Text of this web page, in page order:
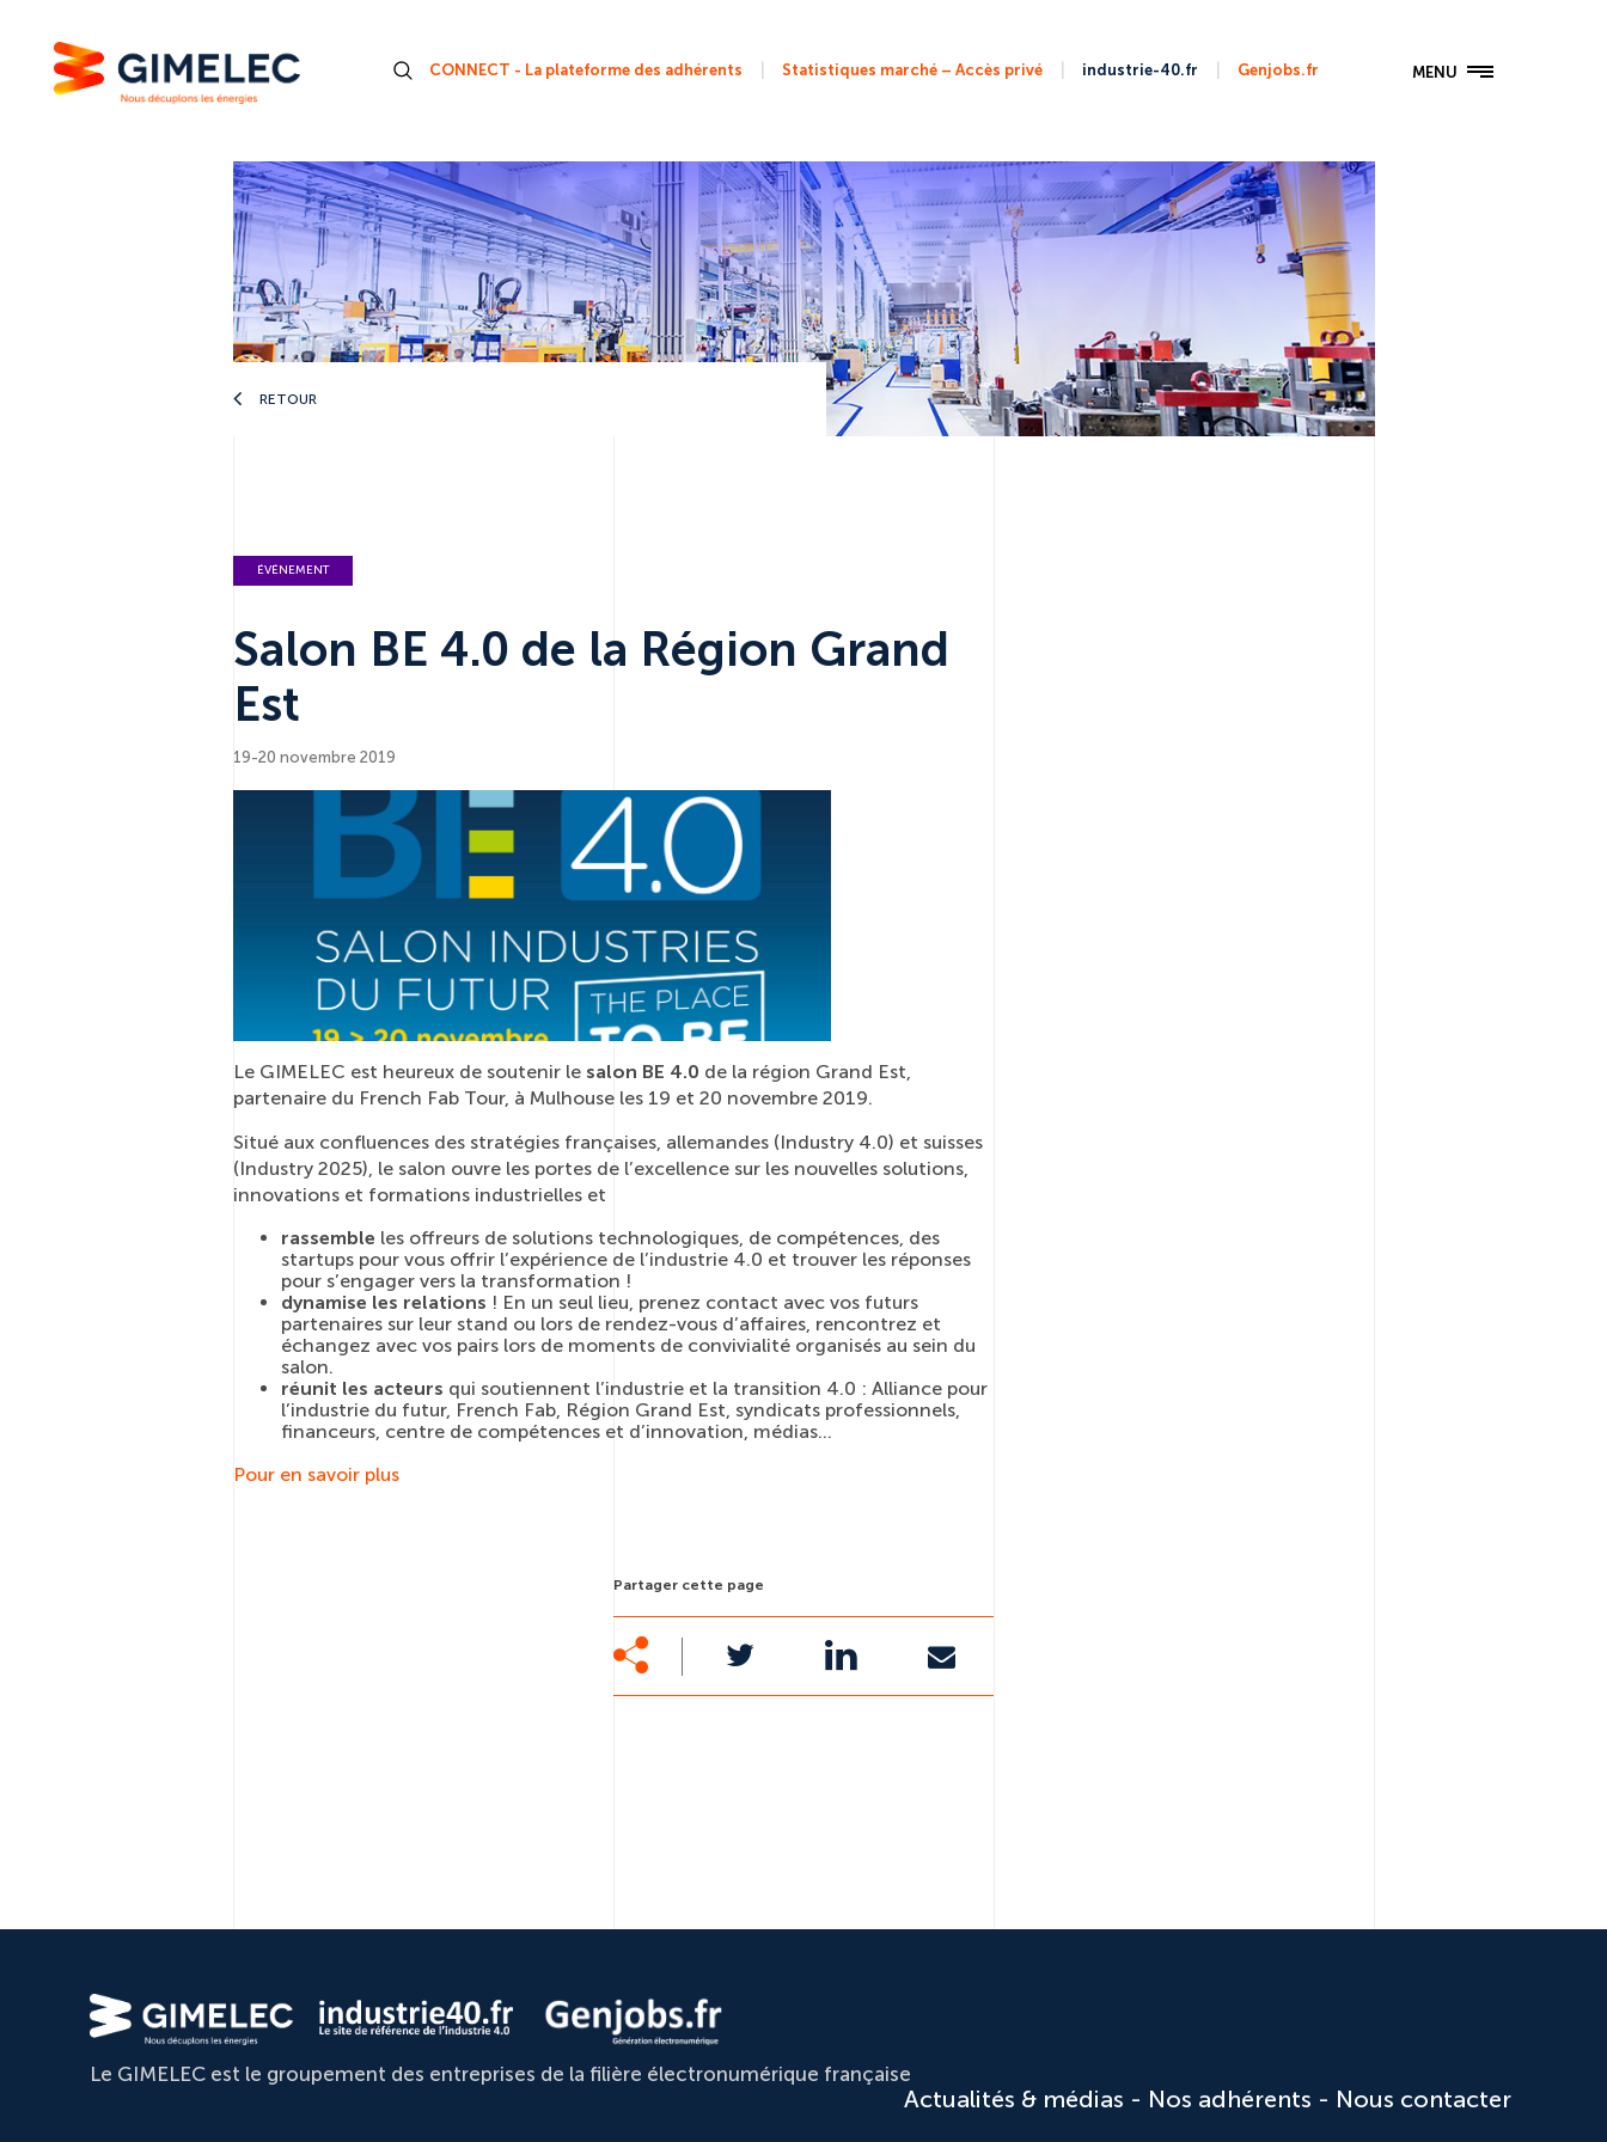
CONNECT - La plateforme des adhérents Statistiques marché – Accès privé industrie-40.fr Genjobs.fr MENU
RETOUR
ÉVÉNEMENT
Salon BE 4.0 de la Région Grand
Est
19-20 novembre 2019
Le GIMELEC est heureux de soutenir le salon BE 4.0 de la région Grand Est,
partenaire du French Fab Tour, à Mulhouse les 19 et 20 novembre 2019.
Situé aux confluences des stratégies françaises, allemandes (Industry 4.0) et suisses
(Industry 2025), le salon ouvre les portes de l’excellence sur les nouvelles solutions,
innovations et formations industrielles et
rassemble les offreurs de solutions technologiques, de compétences, des
startups pour vous offrir l’expérience de l’industrie 4.0 et trouver les réponses
pour s’engager vers la transformation !
dynamise les relations ! En un seul lieu, prenez contact avec vos futurs
partenaires sur leur stand ou lors de rendez-vous d’affaires, rencontrez et
échangez avec vos pairs lors de moments de convivialité organisés au sein du
salon.
réunit les acteurs qui soutiennent l’industrie et la transition 4.0 : Alliance pour
l’industrie du futur, French Fab, Région Grand Est, syndicats professionnels,
financeurs, centre de compétences et d’innovation, médias…
Pour en savoir plus
Partager cette page
Le GIMELEC est le groupement des entreprises de la filière électronumérique française
Actualités & médias Nos adhérents Nous contacter